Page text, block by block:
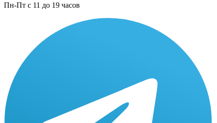
Пн-Пт с 11 до 19 часов